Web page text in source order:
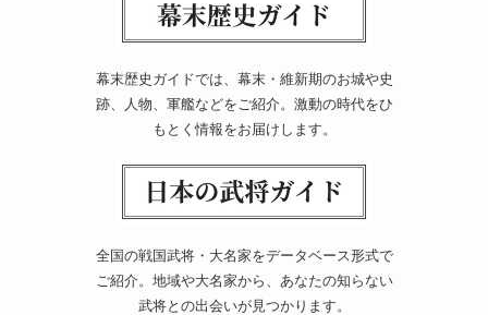
幕末歴史ガイドでは、幕末・維新期のお城や史
跡、人物、軍艦などをご紹介。激動の時代をひ
もとく情報をお届けします。
全国の戦国武将・大名家をデータベース形式で
ご紹介。地域や大名家から、あなたの知らない
武将との出会いが見つかります。